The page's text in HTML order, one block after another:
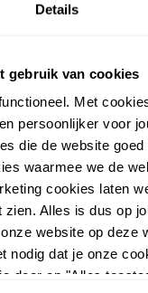
Details
gebruik van cookies
Met
persoonlijker voor
die de website
waarmee we de
cookies laten
zien. Alles is dus op
website op deze
nodig dat je onze
door op "Alles